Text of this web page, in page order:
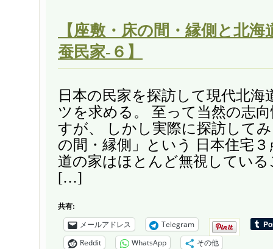
【座敷・床の間・縁側と北
蚕民家-６】
日本の民家を探訪して現代北海
ツを求める。 至って当然の志
すが、 しかし実際に探訪して
の間・縁側」という 日本住宅
道の家はほとんど無視してい
[…]
共有:
メールアドレス
Telegram
Reddit
WhatsApp その他